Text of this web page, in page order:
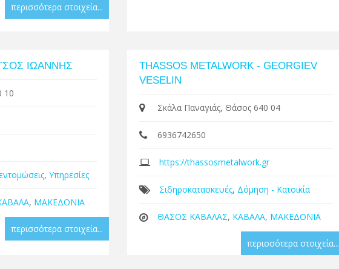
περισσότερα στοιχεία...
ΙΩΑΝΝΗΣ
10
, Υπηρεσίες
, ΜΑΚΕΔΟΝΙΑ
περισσότερα στοιχεία...
THASSOS METALWORK - GEORGIEV
VESELIN
Σκάλα Παναγιάς, Θάσος 640 04
6936742650
https://thassosmetalwork.gr
Σιδηροκατασκευές, Δόμηση - Κατοικία
ΘΑΣΟΣ ΚΑΒΑΛΑΣ, ΚΑΒΑΛΑ, ΜΑΚΕΔΟΝΙΑ
περισσότερα στοιχεία...